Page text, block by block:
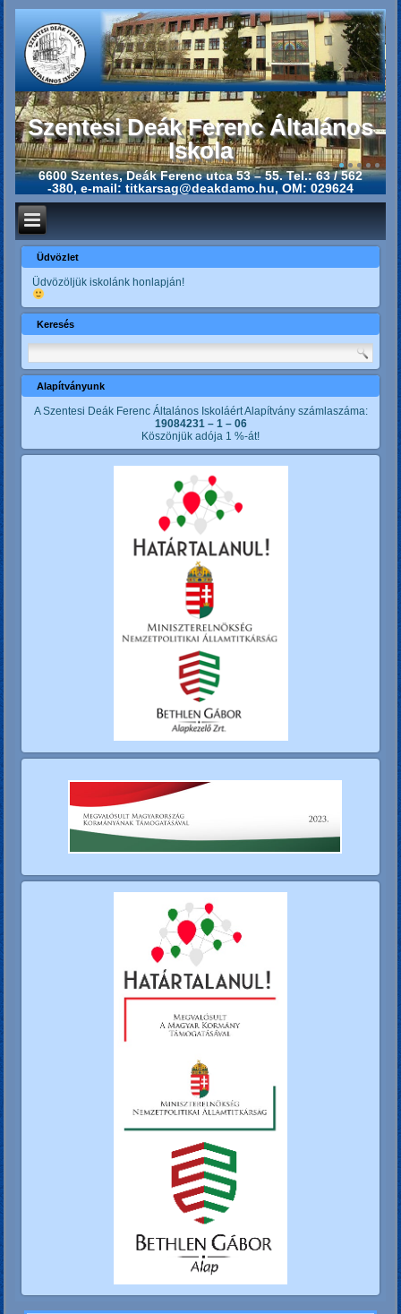
Szentesi Deák Ferenc Általános
Iskola
6600 Szentes, Deák Ferenc utca 53 – 55. Tel.: 63 / 562
-380, e-mail: titkarsag@deakdamo.hu, OM: 029624
Üdvözlet
Üdvözöljük iskolánk honlapján!
Keresés
Alapítványunk
A Szentesi Deák Ferenc Általános Iskoláért Alapítvány számlaszáma:
19084231 – 1 – 06
Köszönjük adója 1 %-át!